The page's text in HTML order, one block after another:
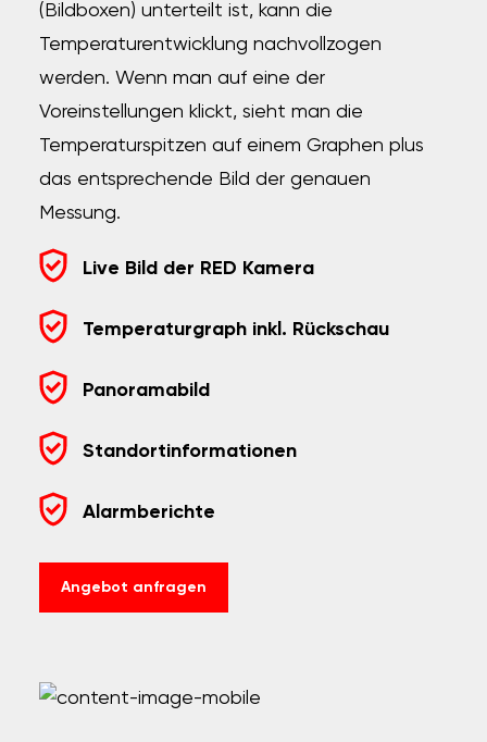
(Bildboxen) unterteilt ist, kann die
Temperaturentwicklung nachvollzogen
werden. Wenn man auf eine der
Voreinstellungen klickt, sieht man die
Temperaturspitzen auf einem Graphen plus
das entsprechende Bild der genauen
Messung.
Live Bild der RED Kamera
Temperaturgraph inkl. Rückschau
Panoramabild
Standortinformationen
Alarmberichte
Angebot anfragen